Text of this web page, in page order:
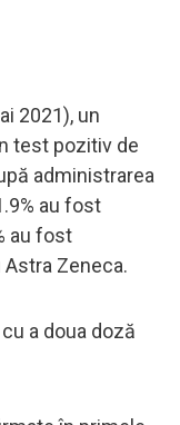
2021), un
test pozitiv de
administrarea
au fost
au fost
Zeneca.
a doua doză